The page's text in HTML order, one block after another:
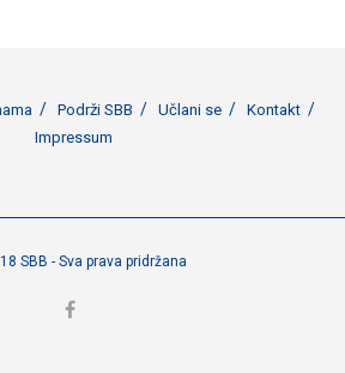
Podrži SBB Učlani se
Kontakt
Impressum
SBB - Sva prava pridržana